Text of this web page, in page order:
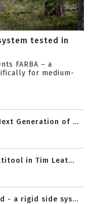
tested in
FARBA – a
for medium-
Generation of ...
in Tim Leat...
- a rigid side sys...